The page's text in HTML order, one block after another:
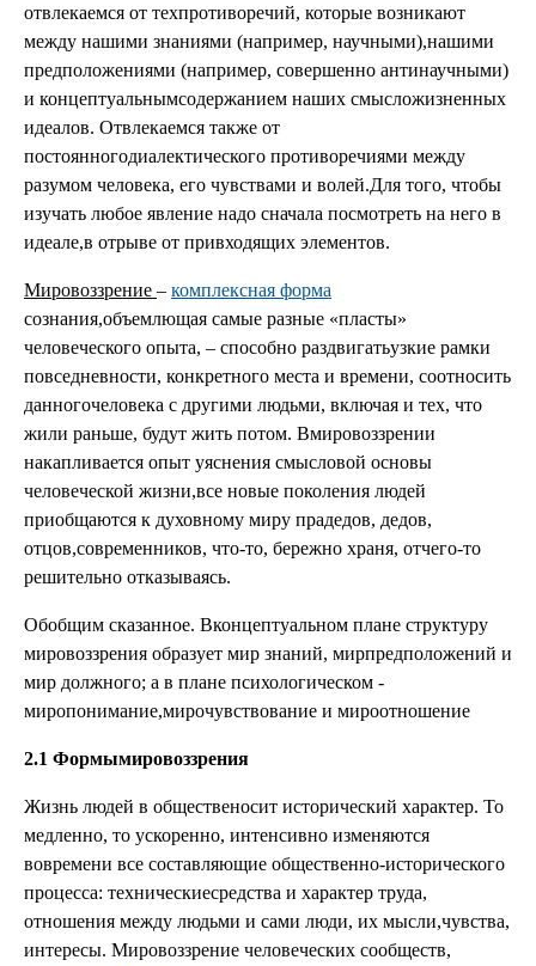
отвлекаемся от техпротиворечий, которые возникают
между нашими знаниями (например, научными),нашими
предположениями (например, совершенно антинаучными)
и концептуальнымсодержанием наших смысложизненных
идеалов. Отвлекаемся также от
постоянногодиалектического противоречиями между
разумом человека, его чувствами и волей.Для того, чтобы
изучать любое явление надо сначала посмотреть на него в
идеале,в отрыве от привходящих элементов.
Мировоззрение – комплексная форма
сознания,объемлющая самые разные «пласты»
человеческого опыта, – способно раздвигатьузкие рамки
повседневности, конкретного места и времени, соотносить
данногочеловека с другими людьми, включая и тех, что
жили раньше, будут жить потом. Вмировоззрении
накапливается опыт уяснения смысловой основы
человеческой жизни,все новые поколения людей
приобщаются к духовному миру прадедов, дедов,
отцов,современников, что-то, бережно храня, отчего-то
решительно отказываясь.
Обобщим сказанное. Вконцептуальном плане структуру
мировоззрения образует мир знаний, мирпредположений и
мир должного; а в плане психологическом -
миропонимание,мирочувствование и мироотношение
2.1 Формымировоззрения
Жизнь людей в общественосит исторический характер. То
медленно, то ускоренно, интенсивно изменяются
вовремени все составляющие общественно-исторического
процесса: техническиесредства и характер труда,
отношения между людьми и сами люди, их мысли,чувства,
интересы. Мировоззрение человеческих сообществ,